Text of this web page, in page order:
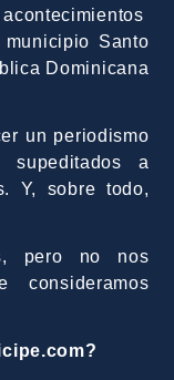
Santo
Dominicana
un periodismo
supeditados a
Y, sobre todo,
pero no nos
consideramos